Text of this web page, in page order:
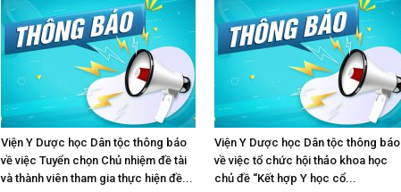
Viện Y Dược học Dân tộc thông báo
về việc Tuyển chọn Chủ nhiệm đề tài
và thành viên tham gia thực hiện đề...
Viện Y Dược học Dân tộc thông báo
về việc tổ chức hội thảo khoa học
chủ đề “Kết hợp Y học cổ...